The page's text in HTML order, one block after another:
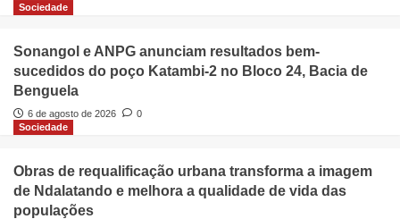
Sociedade
Sonangol e ANPG anunciam resultados bem-
sucedidos do poço Katambi-2 no Bloco 24, Bacia de
Benguela
6 de agosto de 2026
0
Sociedade
Obras de requalificação urbana transforma a imagem
de Ndalatando e melhora a qualidade de vida das
populações